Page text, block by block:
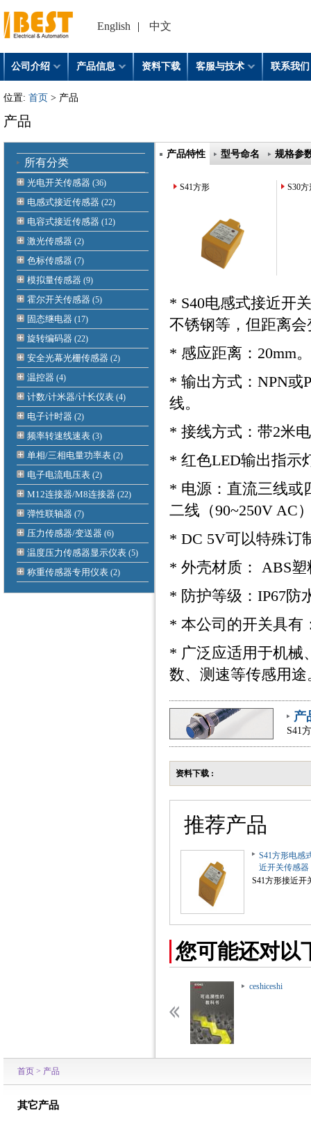
English | 中文
公司介绍 产品信息 资料下载 客服与技术 联系我们
位置: 首页 > 产品
产品
产品特性 型号命名 规格参
S41方形 S30方
* S40电感式接近开
不锈钢等，但距离
* 感应距离：20mm。
* 输出方式：NPN或
线。
* 接线方式：带2米
* 红色LED输出指示
* 电源：直流三线或
二线（90~250V AC
* DC 5V可以特殊订
* 外壳材质： ABS
* 防护等级：IP67防
* 本公司的开关具有
* 广泛应适用于机械
数、测速等传感用途
产
S41
资料下载 :
推荐产品
S41方形电感
近开关传感器
S41方形接近开
您可能还对以
ceshiceshi
首页 > 产品
其它产品
所有分类
光电开关传感器 (36)
电感式接近传感器 (22)
电容式接近传感器 (12)
激光传感器 (2)
色标传感器 (7)
模拟量传感器 (9)
霍尔开关传感器 (5)
固态继电器 (17)
旋转编码器 (22)
安全光幕光栅传感器 (2)
温控器 (4)
计数/计米器/计长仪表 (4)
电子计时器 (2)
频率转速线速表 (3)
单相/三相电量功率表 (2)
电子电流电压表 (2)
M12连接器/M8连接器 (22)
弹性联轴器 (7)
压力传感器/变送器 (6)
温度压力传感器显示仪表 (5)
称重传感器专用仪表 (2)